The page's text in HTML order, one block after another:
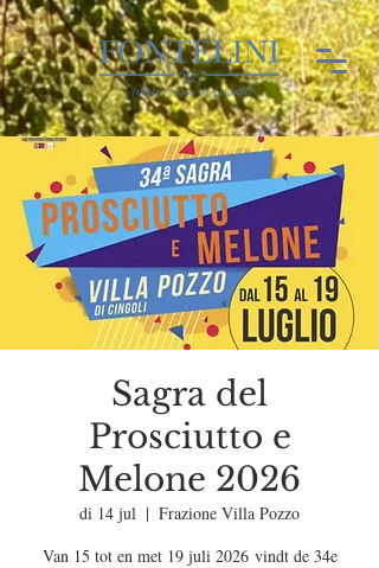
Sagra del
Prosciutto e
Melone 2026
di 14 jul
  |
Frazione Villa Pozzo
Van 15 tot en met 19 juli 2026 vindt de 34e